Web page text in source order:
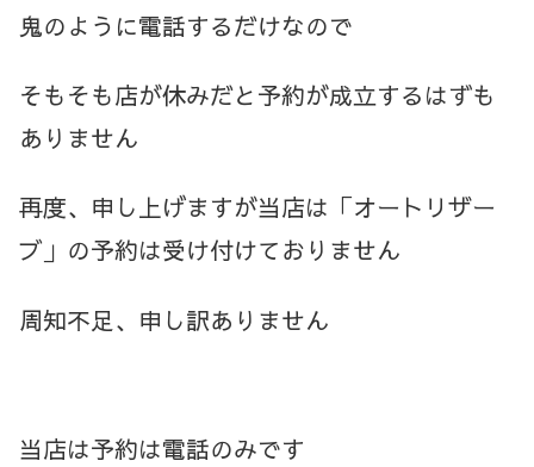
鬼のように電話するだけなので
そもそも店が休みだと予約が成立するはずも
ありません
再度、申し上げますが当店は「オートリザー
ブ」の予約は受け付けておりません
周知不足、申し訳ありません
当店は予約は電話のみです